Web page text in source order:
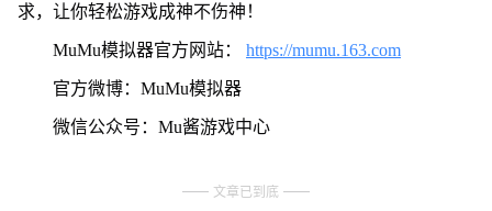
求，让你轻松游戏成神不伤神！
MuMu模拟器官方网站： https://mumu.163.com
官方微博：MuMu模拟器
微信公众号：Mu酱游戏中心
文章已到底